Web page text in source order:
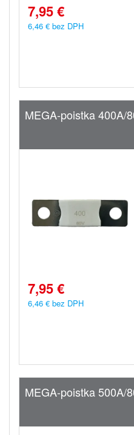
7,95 €
6,46 € bez DPH
MEGA-poistka 400A/
7,95 €
6,46 € bez DPH
MEGA-poistka 500A/